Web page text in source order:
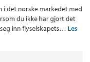
i det norske markedet med
du ikke har gjort det
inn flyselskapets… Les